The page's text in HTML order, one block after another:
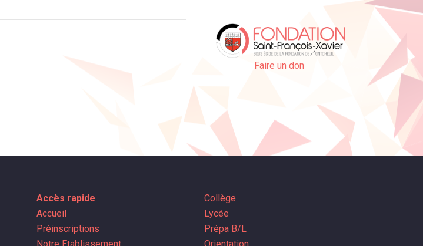
Faire un don
Accès rapide
Accueil
Préinscriptions
Notre Etablissement
Collège
Lycée
Prépa B/L
Orientation